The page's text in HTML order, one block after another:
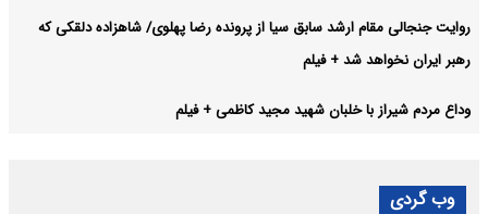
روایت جنجالی مقام ارشد سابق سیا از پرونده رضا پهلوی/ شاهزاده دلقکی که
رهبر ایران نخواهد شد + فیلم
وداع مردم شیراز با خلبان شهید مجید کاظمی + فیلم
وب گردی